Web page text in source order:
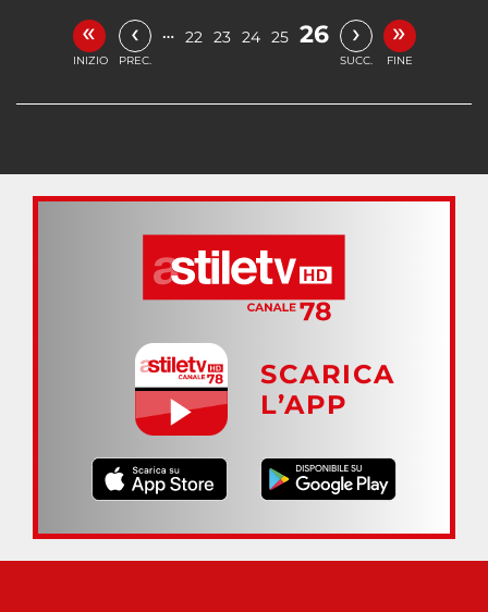
«
INIZIO
‹
PREC.
… 22 23 24 25 26 ›
SUCC.
»
FINE
SCARICA
L’APP